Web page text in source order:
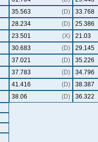
35.563 (D) 33.768
28.234 (D) 25.386
23.501 (X) 21.03
30.683 (D) 29.145
37.021 (D) 35.226
37.783 (D) 34.796
41.416 (D) 38.387
38.06 (D) 36.322